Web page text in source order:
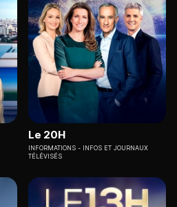
Le 20H
INFORMATIONS
INFOS ET JOURNAUX
TÉLÉVISÉS